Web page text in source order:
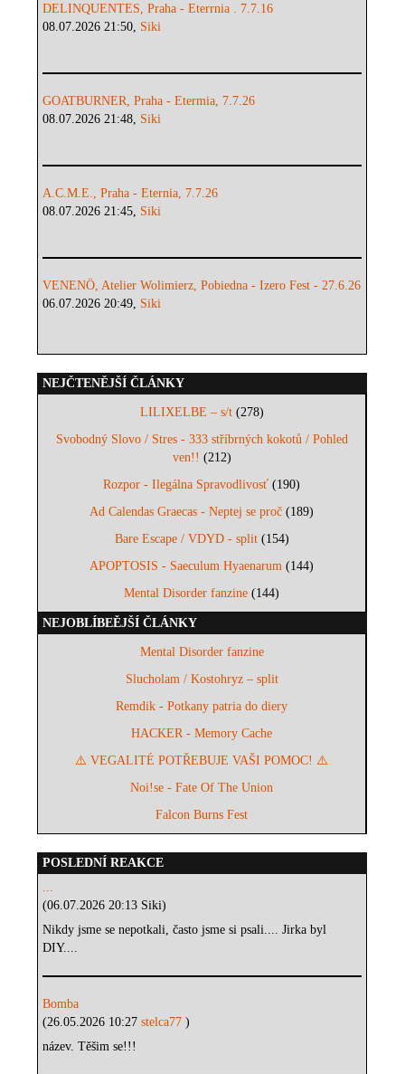
DELINQUENTES, Praha - Eterrnia . 7.7.16
08.07.2026 21:50, Siki
GOATBURNER, Praha - Etermia, 7.7.26
08.07.2026 21:48, Siki
A.C.M.E., Praha - Eternia, 7.7.26
08.07.2026 21:45, Siki
VENENÖ, Atelier Wolimierz, Pobiedna - Izero Fest - 27.6.26
06.07.2026 20:49, Siki
NEJČTENĚJŠÍ ČLÁNKY
LILIXELBE – s/t(278)
Svobodný Slovo / Stres - 333 stříbrných kokotů / Pohled
ven!! (212)
Rozpor - Ilegálna Spravodlivosť (190)
Ad Calendas Graecas - Neptej se proč (189)
Bare Escape / VDYD - split(154)
APOPTOSIS - Saeculum Hyaenarum (144)
Mental Disorder fanzine (144)
NEJOBLÍBEĚJŠÍ ČLÁNKY
Mental Disorder fanzine
Slucholam / Kostohryz – split
Remdik - Potkany patria do diery
HACKER - Memory Cache
⚠️ VEGALITÉ POTŘEBUJE VAŠI POMOC! ⚠️
Noi!se - Fate Of The Union
Falcon Burns Fest
POSLEDNÍ REAKCE
...
(06.07.2026 20:13 Siki)
Nikdy jsme se nepotkali, často jsme si psali.... Jirka byl
DIY....
Bomba
(26.05.2026 10:27stelca77)
název. Těšim se!!!